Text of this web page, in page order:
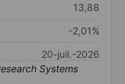
13,88
-2,01%
20-juil.-2026